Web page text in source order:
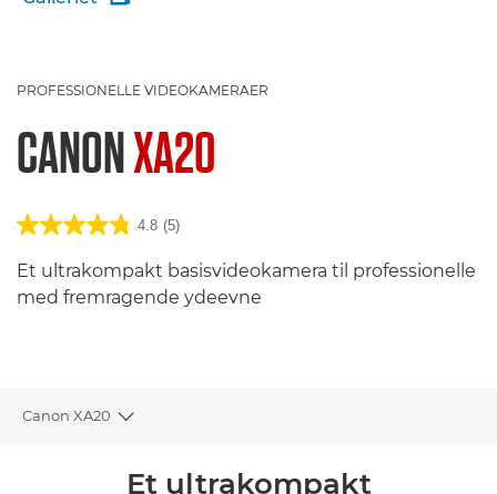
PROFESSIONELLE VIDEOKAMERAER
CANONXA20
4.8 (5)
Et ultrakompakt basisvideokamera til professionelle
med fremragende ydeevne
Canon XA20
Toggle breadcrumbs
Et ultrakompakt